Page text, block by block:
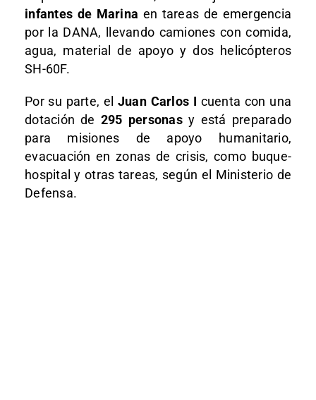
infantes de Marina en tareas de emergencia
por la DANA, llevando camiones con comida,
agua, material de apoyo y dos helicópteros
SH-60F.
Por su parte, el Juan Carlos I cuenta con una
dotación de 295 personasy está preparado
para misiones de apoyo humanitario,
evacuación en zonas de crisis, como buque-
hospital y otras tareas, según el Ministerio de
Defensa.